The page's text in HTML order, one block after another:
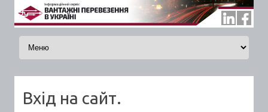
Skip to content
Вхід на сайт.